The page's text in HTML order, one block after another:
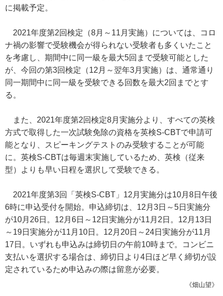
に掲載予定。
2021年度第2回検定（8月～11月実施）については、コロ
ナ禍の影響で受験機会が得られない受験者も多くいたこと
を考慮し、期間中に同一級を最大5回まで受験可能とした
が、今回の第3回検定（12月～翌年3月実施）は、通常通り
同一期間中に同一級を受験できる回数を最大2回までとす
る。
また、2021年度第2回検定8月実施分より、すべての英検
方式で取得した一次試験免除の資格を英検S-CBTで申請可
能となり、スピーキングテストのみ受験することが可能
に。英検S-CBTは毎週末実施しているため、英検（従来
型）よりも早い日程を選択して受験できる。
2021年度第3回「英検S-CBT」12月実施分は10月8日午後
6時に申込受付を開始。申込締切は、12月3日～5日実施分
が10月26日。12月6日～12日実施分が11月2日。12月13日
～19日実施分が11月10日。12月20日～24日実施分が11月
17日。いずれも申込みは締切日の午前10時まで。コンビニ
支払いを選択する場合は、締切日より4日ほど早く締切が設
定されているため申込みの際は留意が必要。
《畑山望》